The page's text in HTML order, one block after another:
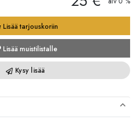
Lisää tarjouskoriin
Lisää muistilistalle
Kysy lisää